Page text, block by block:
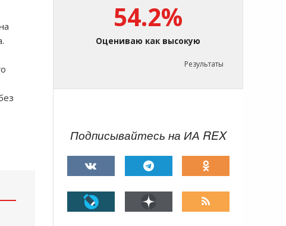
54.2%
Оцениваю как высокую
Результаты
Подписывайтесь на ИА REX